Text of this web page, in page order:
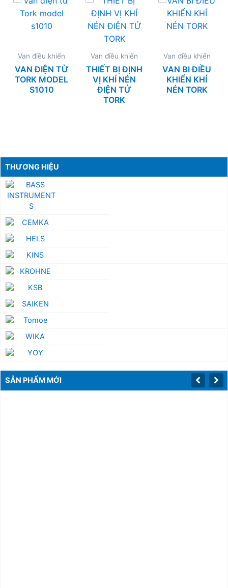
THƯƠNG HIỆU
SẢN PHẨM MỚI
Van điều khiển
VAN ĐIỆN TỪ
TORK MODEL
S1010
Van điều khiển
THIẾT BỊ ĐỊNH
VỊ KHÍ NÉN
ĐIỆN TỬ
TORK
Van điều khiển
VAN BI ĐIỀU
KHIỂN KHÍ
NÉN TORK